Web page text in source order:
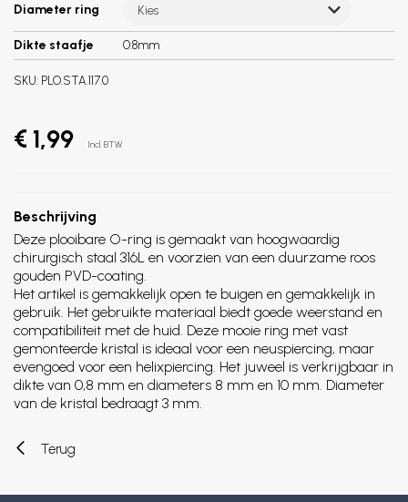
Diameter ring Kies
Dikte staafje 0.8mm
SKU: PLO.STA.117.0
€ 1,99 Incl. BTW
Beschrijving
Deze plooibare O-ring is gemaakt van hoogwaardig
chirurgisch staal 316L en voorzien van een duurzame roos
gouden PVD-coating.
Het artikel is gemakkelijk open te buigen en gemakkelijk in
gebruik. Het gebruikte materiaal biedt goede weerstand en
compatibiliteit met de huid. Deze mooie ring met vast
gemonteerde kristal is ideaal voor een neuspiercing, maar
evengoed voor een helixpiercing. Het juweel is verkrijgbaar in
dikte van 0,8 mm en diameters 8 mm en 10 mm. Diameter
van de kristal bedraagt 3 mm.
Terug